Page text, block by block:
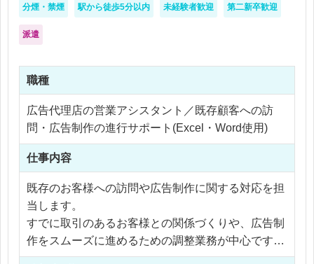
分煙・禁煙 駅から徒歩5分以内 未経験者歓迎 第二新卒歓迎
派遣
職種
広告代理店の営業アシスタント／既存顧客への訪
問・広告制作の進行サポート(Excel・Word使用)
仕事内容
既存のお客様への訪問や広告制作に関する対応を担
当します。
すでに取引のあるお客様との関係づくりや、広告制
作をスムーズに進めるための調整業務が中心です。